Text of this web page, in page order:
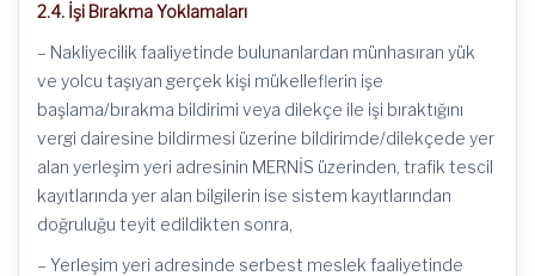
2.4. İşi Bırakma Yoklamaları
– Nakliyecilik faaliyetinde bulunanlardan münhasıran yük
ve yolcu taşıyan gerçek kişi mükelleflerin işe
başlama/bırakma bildirimi veya dilekçe ile işi bıraktığını
vergi dairesine bildirmesi üzerine bildirimde/dilekçede yer
alan yerleşim yeri adresinin MERNİS üzerinden, trafik tescil
kayıtlarında yer alan bilgilerin ise sistem kayıtlarından
doğruluğu teyit edildikten sonra,
– Yerleşim yeri adresinde serbest meslek faaliyetinde